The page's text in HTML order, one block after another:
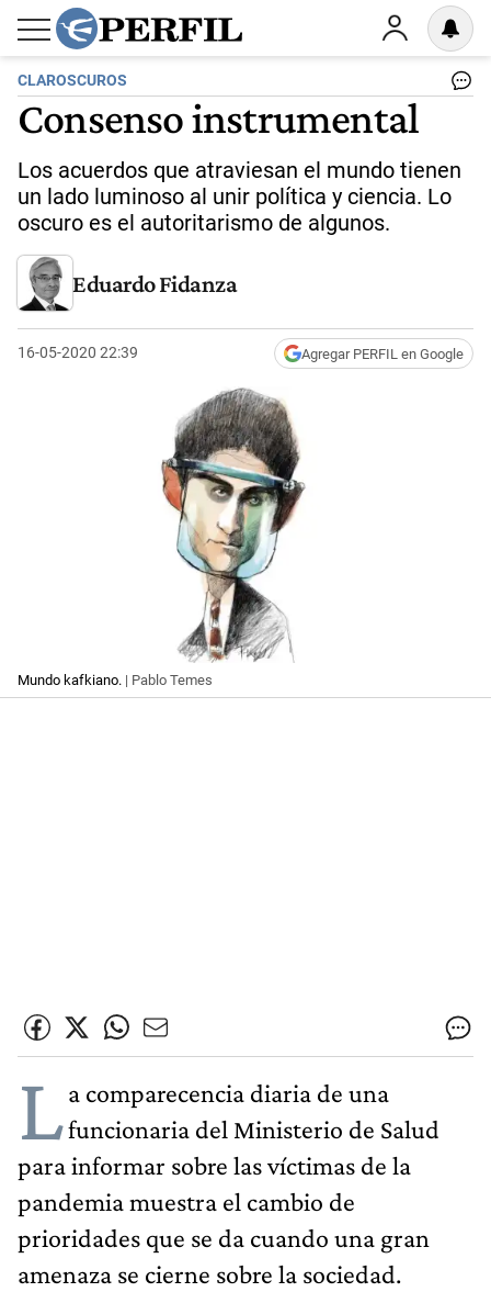
CLAROSCUROS
Consenso instrumental
Los acuerdos que atraviesan el mundo tienen
un lado luminoso al unir política y ciencia. Lo
oscuro es el autoritarismo de algunos.
Eduardo Fidanza
16-05-2020 22:39 Agregar PERFIL en Google
Mundo kafkiano. | Pablo Temes
La comparecencia diaria de una
funcionaria del Ministerio de Salud
para informar sobre las víctimas de la
pandemia muestra el cambio de
prioridades que se da cuando una gran
amenaza se cierne sobre la sociedad.